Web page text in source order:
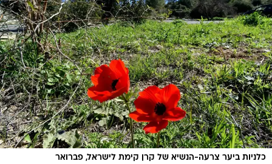
כלניות ביער צרעה-הנשיא של קרן קימת לישראל, פברואר